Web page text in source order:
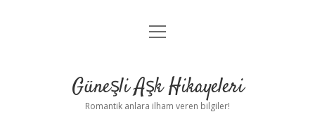
Anasayfa
Yasal Uyarı
menüyü
Güneşli Aşk Hikayeleri
Romantik anlara ilham veren bilgiler!